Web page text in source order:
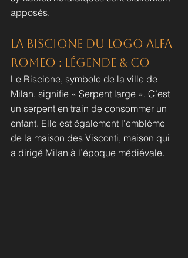
apposés.
La Biscione du logo ALFA
ROMEO : Légende & Co
Le Biscione, symbole de la ville de
Milan, signifie « Serpent large ». C’est
un serpent en train de consommer un
enfant. Elle est également l’emblème
de la maison des Visconti, maison qui
a dirigé Milan à l’époque médiévale.